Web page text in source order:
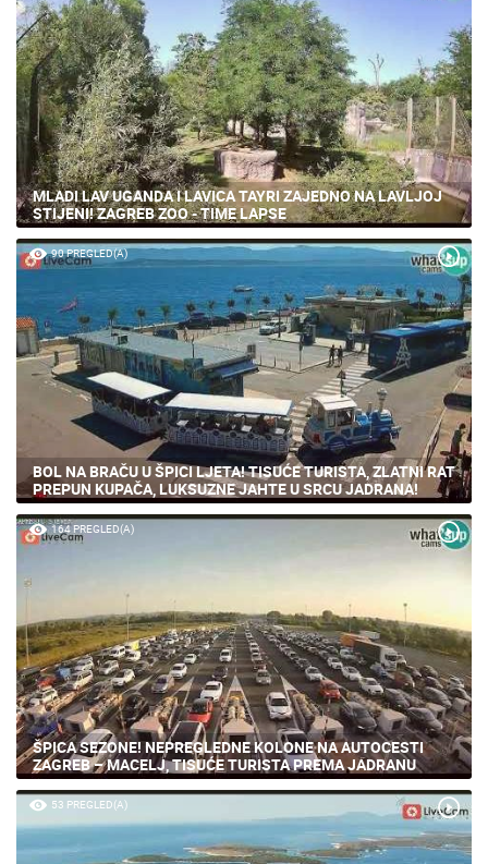
MLADI LAV UGANDA I LAVICA TAYRI ZAJEDNO NA LAVLJOJ
STIJENI! ZAGREB ZOO - TIME LAPSE
90 PREGLED(A)
BOL NA BRAČU U ŠPICI LJETA! TISUĆE TURISTA, ZLATNI RAT
PREPUN KUPAČA, LUKSUZNE JAHTE U SRCU JADRANA!
164 PREGLED(A)
ŠPICA SEZONE! NEPREGLEDNE KOLONE NA AUTOCESTI
ZAGREB – MACELJ, TISUĆE TURISTA PREMA JADRANU
53 PREGLED(A)